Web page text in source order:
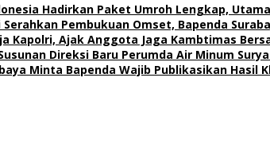
Hadirkan Paket Umroh Lengkap,
Serahkan Pembukuan Omset, Bapenda
Kapolri, Ajak Anggota Jaga Kambtimas
Direksi Baru Perumda Air Minum
Minta Bapenda Wajib Publikasikan Hasil